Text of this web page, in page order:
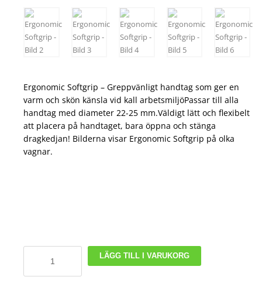
Ergonomic Softgrip – Greppvänligt handtag som ger en
varm och skön känsla vid kall arbetsmiljöPassar till alla
handtag med diameter 22-25 mm.Väldigt lätt och flexibelt
att placera på handtaget, bara öppna och stänga
dragkedjan! Bilderna visar Ergonomic Softgrip på olka
vagnar.
Softgrip
mängd
LÄGG TILL I VARUKORG